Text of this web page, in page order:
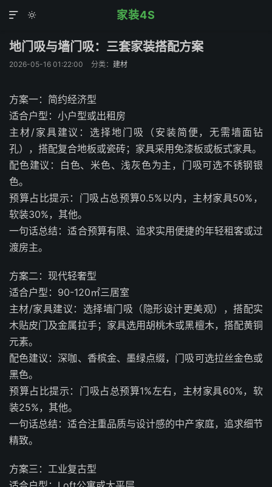
家装4S


地门吸与墙门吸：三套家装搭配方案
2026-05-16 01:22:00 分类： 建材
方案一：简约经济型
适合户型：小户型或出租房
主材/家具建议：选择地门吸（安装简便，无需墙面钻
孔），搭配复合地板或瓷砖；家具采用免漆板或板式家具。
配色建议：白色、米色、浅灰色为主，门吸可选不锈钢银
色。
预算占比提示：门吸占总预算0.5%以内，主材家具50%，
软装30%，其他。
一句话总结：适合预算有限、追求实用便捷的年轻租客或过
渡房主。
方案二：现代轻奢型
适合户型：90-120㎡三居室
主材/家具建议：选择墙门吸（隐形设计更美观），搭配实
木贴皮门及金属拉手；家具选用胡桃木或黑檀木，搭配黄铜
元素。
配色建议：深咖、香槟金、墨绿点缀，门吸可选拉丝金色或
黑色。
预算占比提示：门吸占总预算1%左右，主材家具60%，软
装25%，其他。
一句话总结：适合注重品质与设计感的中产家庭，追求细节
精致。
方案三：工业复古型